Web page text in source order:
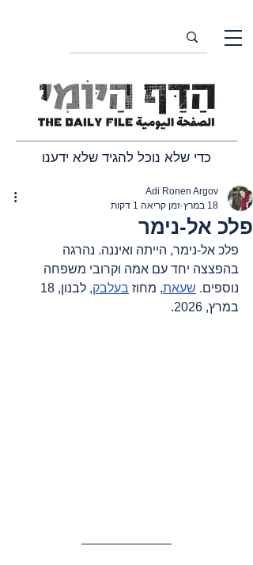
כדי שלא נוכל להגיד שלא ידענו
פלכ אל-נימר
Adi Ronen Argov
18 במרץ
זמן קריאה 1 דקות
פלכ אל-נימר, הייתה ואיננה. נהרגה
בהפצצה יחד עם אמה וקרובי משפחה
נוספים. שעאת, מחוז בעלבק,
במרץ, 2026.